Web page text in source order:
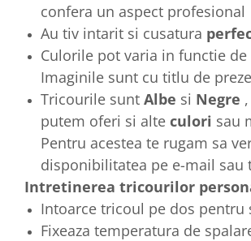
confera un aspect profesional
Au tiv intarit si cusatura
Culorile pot varia in functie
Imaginile sunt cu titlu de
Tricourile sunt Albe si Negre
putem oferi si alte culori sau
Pentru acestea te rugam sa
disponibilitatea pe e-mail sau
Intretinerea tricourilor
Intoarce tricoul pe dos pentru
Fixeaza temperatura de